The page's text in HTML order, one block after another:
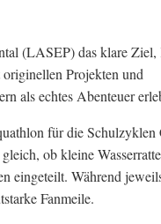
(LASEP) das klare
Projekten und
als echtes Abenteuer
für die Schulzyklen
ob kleine
eingeteilt. Während
Fanmeile.